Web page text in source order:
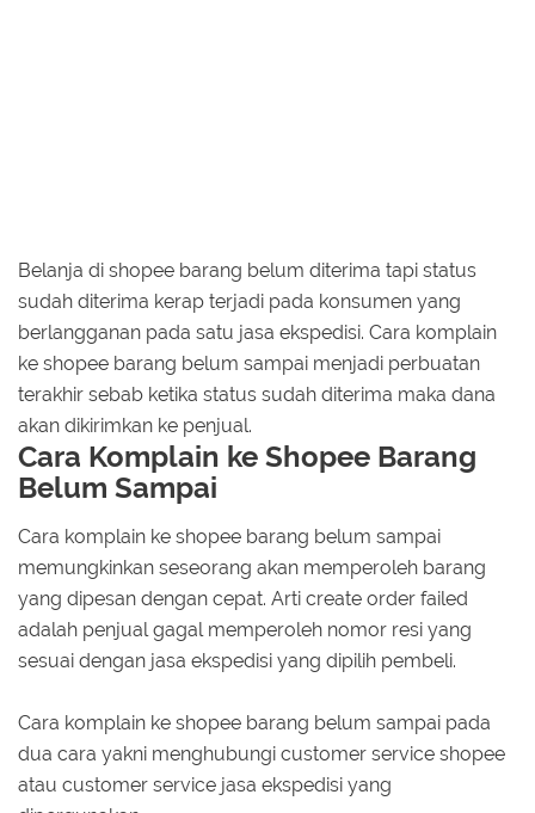
Belanja di shopee barang belum diterima tapi status
sudah diterima kerap terjadi pada konsumen yang
berlangganan pada satu jasa ekspedisi. Cara komplain
ke shopee barang belum sampai menjadi perbuatan
terakhir sebab ketika status sudah diterima maka dana
akan dikirimkan ke penjual.
Cara Komplain ke Shopee Barang
Belum Sampai
Cara komplain ke shopee barang belum sampai
memungkinkan seseorang akan memperoleh barang
yang dipesan dengan cepat. Arti create order failed
adalah penjual gagal memperoleh nomor resi yang
sesuai dengan jasa ekspedisi yang dipilih pembeli.
Cara komplain ke shopee barang belum sampai pada
dua cara yakni menghubungi customer service shopee
atau customer service jasa ekspedisi yang